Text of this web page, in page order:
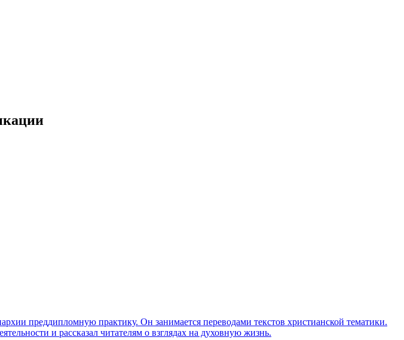
преддипломную практику. Он занимается переводами текстов христианской тематики.
и рассказал читателям о взглядах на духовную жизнь.